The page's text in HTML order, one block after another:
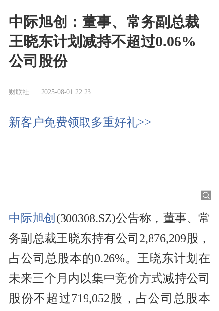
中际旭创：董事、常务副总裁
王晓东计划减持不超过0.06%
公司股份
财联社 2025-08-01 22:23
新客户免费领取多重好礼>>
中际旭创 (300308.SZ)公告称，董事、常
务副总裁王晓东持有公司2,876,209股，
占公司总股本的0.26%。王晓东计划在
未来三个月内以集中竞价方式减持公司
股份不超过719,052股，占公司总股本